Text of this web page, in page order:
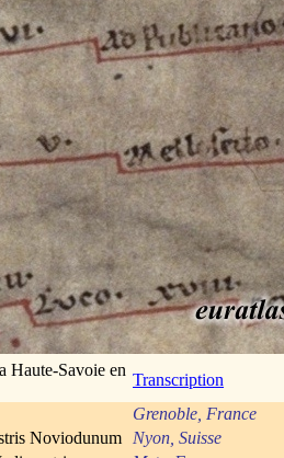
Haute-Savoie en
Transcription
Grenoble, France
Noviodunum
Nyon, Suisse